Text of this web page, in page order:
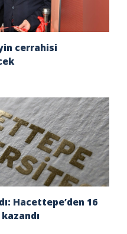
cerrahisi
Hacettepe’den 16